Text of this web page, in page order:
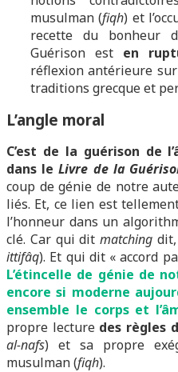
musulman (fiqh) et
recette du
Guérison est en
réflexion antérieure sur
traditions grecque et
L’angle moral
C’est de la guérison de
dans leLivre de la
coup de génie de notre
liés. Et, ce lien est
l’honneur dans un
clé. Car qui ditmatching
ittifâq). Et qui dit « accord
L’étincelle de génie de
encore si moderne
ensemble le corps et
propre lecturedes règles
al-nafs) et sa propre
musulman (fiqh).